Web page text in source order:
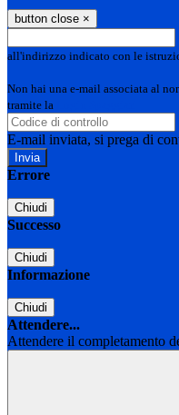
button close ×
all'indirizzo indicato con le
Non hai una e-mail associata al
tramite la
E-mail inviata, si prega di
Errore
Chiudi
Successo
Chiudi
Informazione
Chiudi
Attendere...
Attendere il completamento